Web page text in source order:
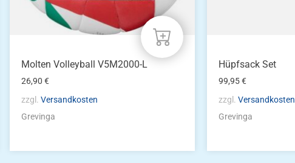
Molten Volleyball V5M2000-L
26,90€
zzgl.Versandkosten
Grevinga
Hüpfsack Set
99,95€
zzgl.Versandkosten
Grevinga